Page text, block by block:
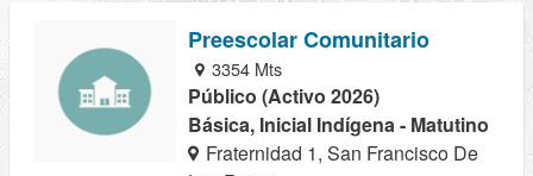
Preescolar Comunitario
3354 Mts
Público (Activo 2026)
Básica, Inicial Indígena - Matutino
Fraternidad 1, San Francisco De